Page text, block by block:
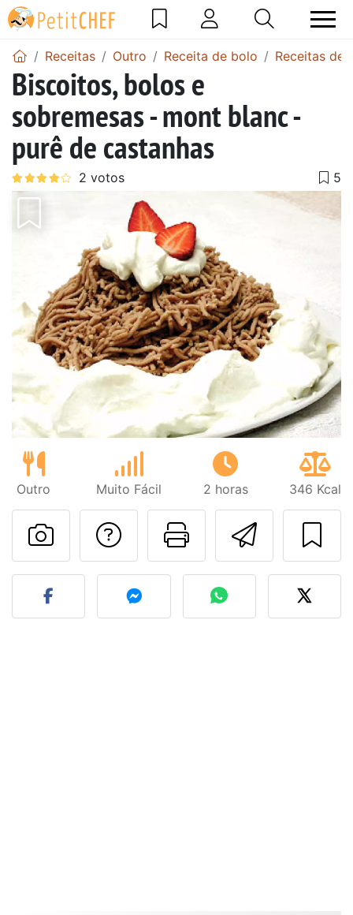
Receitas Outro Receita de bolo Receitas de
Biscoitos, bolos e
sobremesas - mont blanc -
purê de castanhas
Outro Muito Fácil 2 horas 346 Kcal
Imprima
Falar com o autor
Fez esta receita?